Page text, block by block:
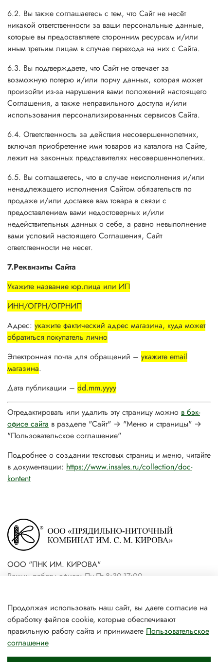
6.2. Вы также соглашаетесь с тем, что Сайт не несёт
никакой ответственности за ваши персональные данные,
которые вы предоставляете сторонним ресурсам и/или
иным третьим лицам в случае перехода на них с Сайта.
6.3. Вы подтверждаете, что Сайт не отвечает за
возможную потерю и/или порчу данных, которая может
произойти из-за нарушения вами положений настоящего
Соглашения, а также неправильного доступа и/или
использования персонализированных сервисов Сайта.
6.4. Ответственность за действия несовершеннолетних,
включая приобретение ими товаров из каталога на Сайте,
лежит на законных представителях несовершеннолетних.
6.5. Вы соглашаетесь, что в случае неисполнения и/или
ненадлежащего исполнения Сайтом обязательств по
продаже и/или доставке вам товара в связи с
предоставлением вами недостоверных и/или
недействительных данных о себе, а равно невыполнение
вами условий настоящего Соглашения, Сайт
ответственности не несет.
7.Реквизиты Сайта
Укажите название юр.лица или ИП
ИНН/ОГРН/ОГРНИП
Адрес: укажите фактический адрес магазина, куда может
обратиться покупатель лично
Электронная почта для обращений – укажите email
магазина.
Дата публикации – dd.mm.yyyy
Отредактировать или удалить эту страницу можно в бэк-
офисе сайта в разделе "Сайт" → "Меню и страницы" →
"Пользовательское соглашение"
Подробнее о создании текстовых страниц и меню, читайте
в документации: https://www.insales.ru/collection/doc-
kontent
ООО "ПНК ИМ. КИРОВА"
Режим работы офиса: Пн-Пт 8:30-17:00
магазин)
+7(931) 239-81-06 (розничный
магазин)
Продолжая использовать наш сайт, вы даете согласие на
обработку файлов cookie, которые обеспечивают
правильную работу сайта и принимаете Пользовательское
соглашение